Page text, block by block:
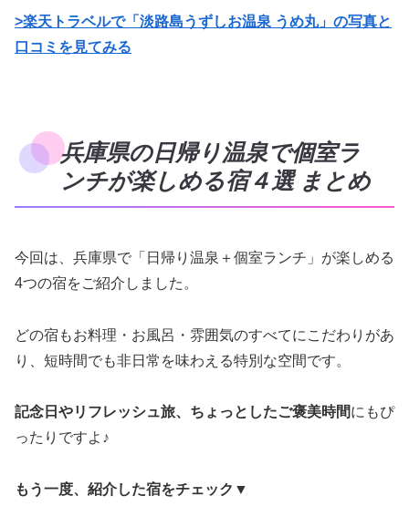
>楽天トラベルで「淡路島うずしお温泉 うめ丸」の写真と
口コミを見てみる
兵庫県の日帰り温泉で個室ラ
ンチが楽しめる宿４選 まとめ
今回は、兵庫県で「日帰り温泉＋個室ランチ」が楽しめる
4つの宿をご紹介しました。
どの宿もお料理・お風呂・雰囲気のすべてにこだわりがあ
り、短時間でも非日常を味わえる特別な空間です。
記念日やリフレッシュ旅、ちょっとしたご褒美時間にもぴ
ったりですよ♪
もう一度、紹介した宿をチェック▼